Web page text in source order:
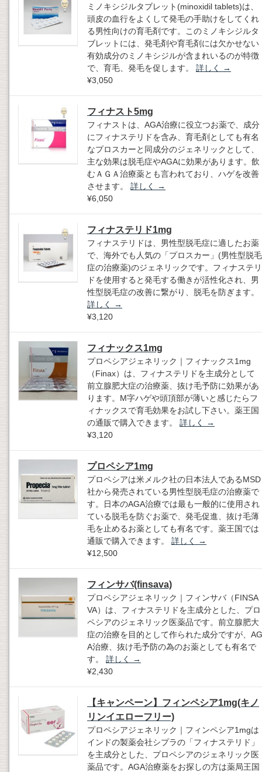
ミノキシジルタブレット(minoxidil tablets)は、
頭皮の血行をよくして発毛の手助けをしてくれ
る男性向けの育毛剤です。このミノキシジルタ
ブレットには、発毛剤や育毛剤には欠かせない
有効成分のミノキシジルが含まれいるのが特徴
で、育毛、発毛を促します。 詳しく
→
¥3,050
フィナスト5mg
フィナストは、AGA治療に役立つお薬で、成分
にフィナステリドを含み、育毛剤としても有名
なプロスカーと同成分のジェネリックとして、
主な効果は脱毛症やAGAに効果があります。飲
むＡＧＡ治療薬とも言われており、ハゲを改善
させます。 詳しく
→
¥6,050
フィナステリド1mg
フィナステリドは、男性型脱毛症に適したお薬
で、海外でも人気の「プロスカー」(男性型脱毛
症の治療薬)のジェネリックです。フィナステリ
ドを使用すると発毛する働きが活性化され、男
性型脱毛症の改善に繋がり、脱毛を防ぎます。
詳しく
→
¥3,120
フィナックス1mg
プロペシアジェネリック｜フィナックス1mg
（Finax）は、フィナステリドを主成分として
前立腺肥大症の治療薬、抜け毛予防に効果があ
ります。M字ハゲや頭頂部が薄いと感じたらフ
ィナックスで育毛効果をお試し下さい。薬王国
の通販で購入できます。 詳しく
→
¥3,120
プロペシア1mg
プロペシアは米メルク社の日本法人であるMSD
社から発売されている男性型脱毛症の治療薬で
す。日本のAGA治療では最も一般的に使用され
ている脱毛を防ぐお薬で、発毛促進、抜け毛薄
毛を止めるお薬としても有名です。薬王国では
通販で購入できます。 詳しく
→
¥12,500
フィンサバ(finsava)
プロペシアジェネリック｜フィンサバ（FINSA
VA）は、フィナステリドを主成分とした、プロ
ペシアのジェネリック医薬品です。前立腺肥大
症の治療を目的として作られた成分ですが、AG
A治療、抜け毛予防の為のお薬としても有名で
す。 詳しく
→
¥2,430
【キャンペーン】フィンペシア1mg(キノ
リンイエローフリー)
プロペシアジェネリック｜フィンペシア1mgは
インドの製薬会社シプラの「フィナステリド」
を主成分とした、プロペシアのジェネリック医
薬品です。AGA治療薬をお探しの方は薬局王国